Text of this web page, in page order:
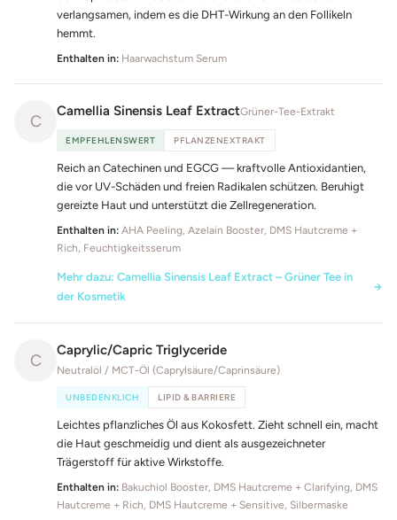
verlangsamen, indem es die DHT-Wirkung an den Follikeln
hemmt.
Enthalten in: Haarwachstum Serum
C
Camellia Sinensis Leaf ExtractGrüner-Tee-Extrakt
EMPFEHLENSWERT PFLANZENEXTRAKT
Reich an Catechinen und EGCG — kraftvolle Antioxidantien,
die vor UV-Schäden und freien Radikalen schützen. Beruhigt
gereizte Haut und unterstützt die Zellregeneration.
Enthalten in: AHA Peeling, Azelain Booster, DMS Hautcreme +
Rich, Feuchtigkeitsserum
Mehr dazu: Camellia Sinensis Leaf Extract – Grüner Tee in
der Kosmetik
C
Caprylic/Capric Triglyceride
Neutralöl / MCT-Öl (Caprylsäure/Caprinsäure)
UNBEDENKLICH LIPID & BARRIERE
Leichtes pflanzliches Öl aus Kokosfett. Zieht schnell ein, macht
die Haut geschmeidig und dient als ausgezeichneter
Trägerstoff für aktive Wirkstoffe.
Enthalten in: Bakuchiol Booster, DMS Hautcreme + Clarifying, DMS
Hautcreme + Rich, DMS Hautcreme + Sensitive, Silbermaske